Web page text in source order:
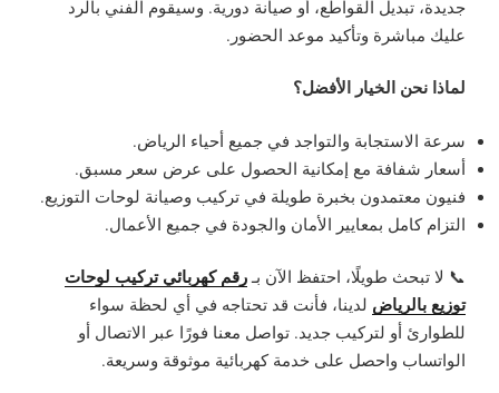
جديدة، تبديل القواطع، أو صيانة دورية. وسيقوم الفني بالرد
عليك مباشرة وتأكيد موعد الحضور.
لماذا نحن الخيار الأفضل؟
سرعة الاستجابة والتواجد في جميع أحياء الرياض.
أسعار شفافة مع إمكانية الحصول على عرض سعر مسبق.
فنيون معتمدون بخبرة طويلة في تركيب وصيانة لوحات التوزيع.
التزام كامل بمعايير الأمان والجودة في جميع الأعمال.
📞 لا تبحث طويلًا، احتفظ الآن بـرقم كهربائي تركيب لوحات
توزيع بالرياض لدينا، فأنت قد تحتاجه في أي لحظة سواء
للطوارئ أو لتركيب جديد. تواصل معنا فورًا عبر الاتصال أو
الواتساب واحصل على خدمة كهربائية موثوقة وسريعة.